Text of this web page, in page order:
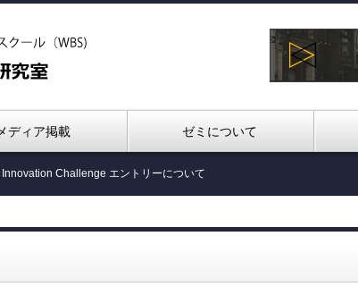
ディア掲載 ゼミについて
Challenge エントリーについて